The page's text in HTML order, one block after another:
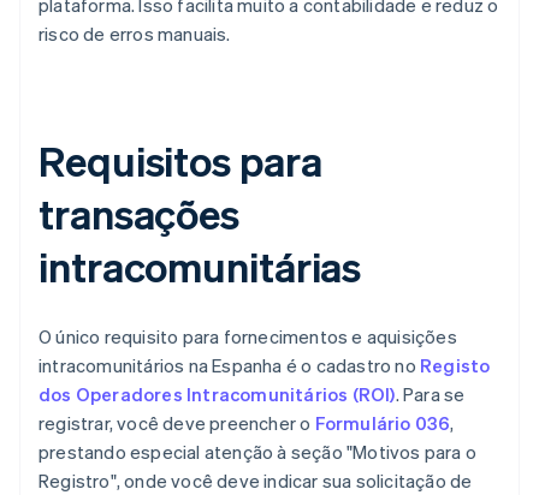
risco de erros manuais.
Requisitos para
transações
intracomunitárias
O único requisito para fornecimentos e aquisições
intracomunitários na Espanha é o cadastro no Registo
dos Operadores Intracomunitários (ROI). Para se
registrar, você deve preencher o Formulário 036,
prestando especial atenção à seção "Motivos para o
Registro", onde você deve indicar sua solicitação de